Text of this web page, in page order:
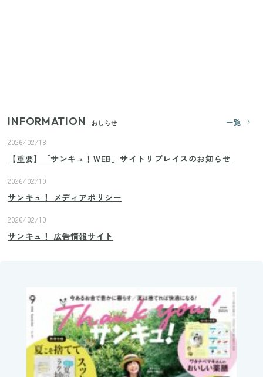
INFORMATION おしらせ
一覧
2026/02/18
【重要】「サンキュ！WEB」サイトリプレイスのお知らせ
2026/02/10
サンキュ！ メディアポリシー
2026/02/10
サンキュ！ 広告情報サイト